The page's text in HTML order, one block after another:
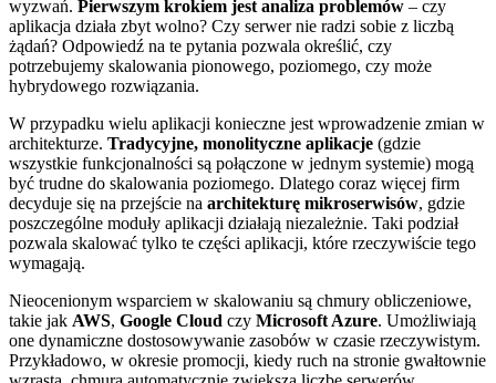
wyzwań. Pierwszym krokiem jest analiza problemów – czy
aplikacja działa zbyt wolno? Czy serwer nie radzi sobie z liczbą
żądań? Odpowiedź na te pytania pozwala określić, czy
potrzebujemy skalowania pionowego, poziomego, czy może
hybrydowego rozwiązania.
W przypadku wielu aplikacji konieczne jest wprowadzenie zmian w
architekturze. Tradycyjne, monolityczne aplikacje (gdzie
wszystkie funkcjonalności są połączone w jednym systemie) mogą
być trudne do skalowania poziomego. Dlatego coraz więcej firm
decyduje się na przejście na architekturę mikroserwisów, gdzie
poszczególne moduły aplikacji działają niezależnie. Taki podział
pozwala skalować tylko te części aplikacji, które rzeczywiście tego
wymagają.
Nieocenionym wsparciem w skalowaniu są chmury obliczeniowe,
takie jak AWS, Google Cloud czy Microsoft Azure. Umożliwiają
one dynamiczne dostosowywanie zasobów w czasie rzeczywistym.
Przykładowo, w okresie promocji, kiedy ruch na stronie gwałtownie